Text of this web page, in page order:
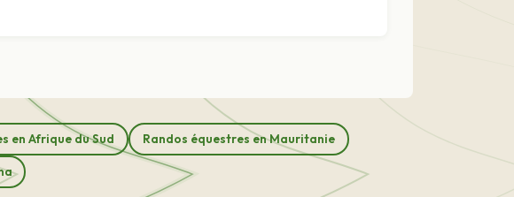
en Afrique du Sud Randos équestres en Mauritanie